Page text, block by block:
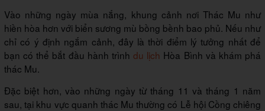
Vào những ngày mùa nắng, khung cảnh nơi Thác Mu như
hiền hòa hơn với biển sương mù bồng bềnh bao phủ. Nếu như
chỉ có ý định ngắm cảnh, đây là thời điểm lý tưởng nhất để
bạn có thể bắt đầu hành trìnhdu lịch Hòa Bình và khám phá
thác Mu.
Đặc biệt hơn, vào những ngày từ tháng 11 và tháng 1 năm
sau, tại khu vực quanh thác Mu thường có Lễ hội Cồng chiêng